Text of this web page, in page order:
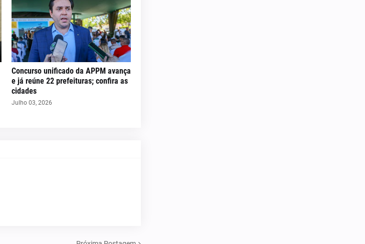
Concurso unificado da APPM avança
e já reúne 22 prefeituras; confira as
cidades
Julho 03, 2026